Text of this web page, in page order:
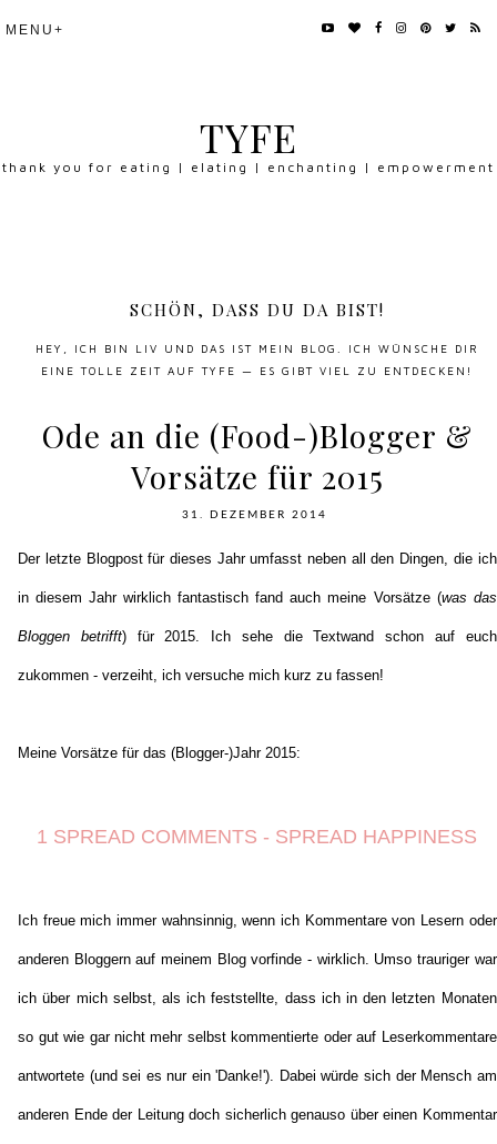
TYFE
thank you for eating | elating | enchanting | empowerment
SCHÖN, DASS DU DA BIST!
HEY, ICH BIN LIV UND DAS IST MEIN BLOG. ICH WÜNSCHE DIR
EINE TOLLE ZEIT AUF TYFE — ES GIBT VIEL ZU ENTDECKEN!
Ode an die (Food-)Blogger &
Vorsätze für 2015
31. DEZEMBER 2014
Der letzte Blogpost für dieses Jahr umfasst neben all den Dingen, die ich
in diesem Jahr wirklich fantastisch fand auch meine Vorsätze (was das
Bloggen betrifft) für 2015. Ich sehe die Textwand schon auf euch
zukommen - verzeiht, ich versuche mich kurz zu fassen!
Meine Vorsätze für das (Blogger-)Jahr 2015:
1 SPREAD COMMENTS - SPREAD HAPPINESS
Ich freue mich immer wahnsinnig, wenn ich Kommentare von Lesern oder
anderen Bloggern auf meinem Blog vorfinde - wirklich. Umso trauriger war
ich über mich selbst, als ich feststellte, dass ich in den letzten Monaten
so gut wie gar nicht mehr selbst kommentierte oder auf Leserkommentare
antwortete (und sei es nur ein 'Danke!'). Dabei würde sich der Mensch am
anderen Ende der Leitung doch sicherlich genauso über einen Kommentar